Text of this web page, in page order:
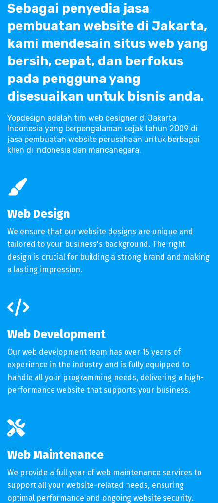
Sebagai penyedia jasa
pembuatan website di Jakarta,
kami mendesain situs web yang
bersih, cepat, dan berfokus
pada pengguna yang
disesuaikan untuk bisnis anda.
Yopdesign adalah tim web designer di Jakarta
Indonesia yang berpengalaman sejak tahun 2009 di
jasa pembuatan website perusahaan untuk berbagai
klien di indonesia dan mancanegara.
fas
paintbrush
Web Design
We ensure that our website designs are unique and
tailored to your business's background. The right
design is crucial for building a strong brand and making
a lasting impression.
code
Web Development
Our web development team has over 15 years of
experience in the industry and is fully equipped to
handle all your programming needs, delivering a high-
performance website that supports your business.
fas
fa-
screwdriver-
Web Maintenance
We provide a full year of web maintenance services to
support all your website-related needs, ensuring
optimal performance and ongoing website security.